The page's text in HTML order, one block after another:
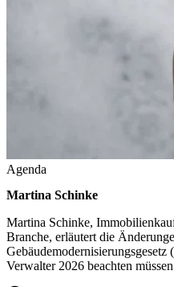
Agenda
Martina Schinke
Martina Schinke,
Branche, erläutert die
Verwalter 2026 beachten